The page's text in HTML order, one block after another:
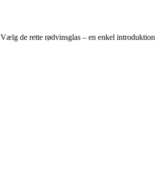
Vælg de rette rødvinsglas – en enkel introduktion